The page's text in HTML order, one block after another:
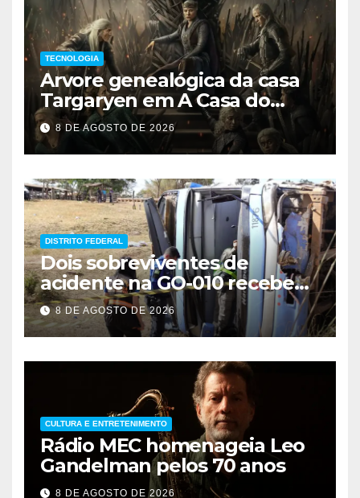
TECNOLOGIA
Arvore genealógica da casa
Targaryen em A Casa do
Dragão
8 DE AGOSTO DE 2026
DISTRITO FEDERAL
Dois sobreviventes de
acidente na GO-010 recebem
alta hospitalar
8 DE AGOSTO DE 2026
CULTURA E ENTRETENIMENTO
Rádio MEC homenageia Leo
Gandelman pelos 70 anos
8 DE AGOSTO DE 2026